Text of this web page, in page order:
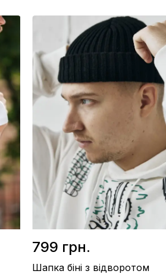
Розмір / 45х28см (+15 см у відкритому
Матеріал / Еко-шкіра
Виробництво / Україна
Колір / Чорний
799 грн.
Шапка біні з відворотом